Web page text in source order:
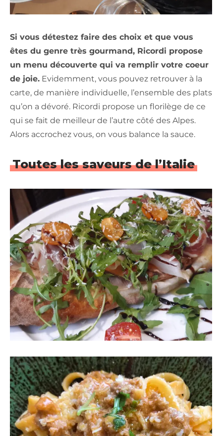
Si vous détestez faire des choix et que vous
êtes du genre très gourmand, Ricordi propose
un menu découverte qui va remplir votre coeur
de joie. Evidemment, vous pouvez retrouver à la
carte, de manière individuelle, l’ensemble des plats
qu’on a dévoré. Ricordi propose un florilège de ce
qui se fait de meilleur de l’autre côté des Alpes.
Alors accrochez vous, on vous balance la sauce.
Toutes les saveurs de l’Italie